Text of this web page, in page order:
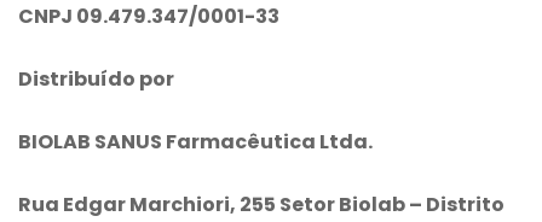
CNPJ 09.479.347/0001-33
Distribuído por
BIOLAB SANUS Farmacêutica Ltda.
Rua Edgar Marchiori, 255 Setor Biolab – Distrito